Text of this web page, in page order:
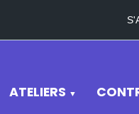
ATELIERS ▼